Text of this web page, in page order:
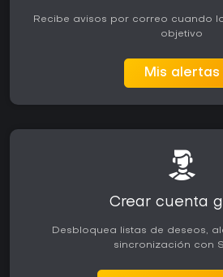
Recibe avisos por correo cuando
objetivo
Mis alertas
Crear cuenta
Desbloquea listas de deseos,
sincronización con